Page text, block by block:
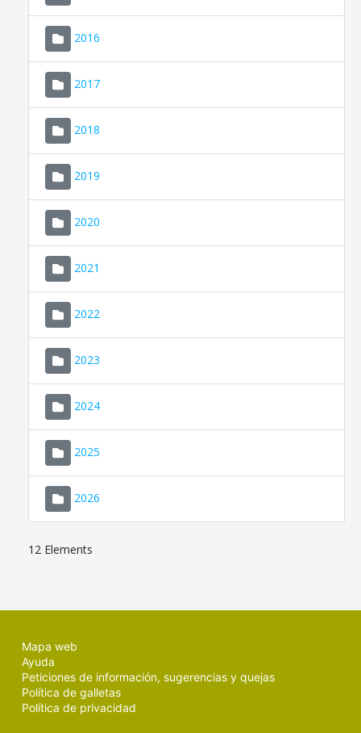
2016
2017
2018
2019
2020
2021
2022
2023
2024
2025
2026
12 Elements
Mapa web
Ayuda
Peticiones de información, sugerencias y quejas
Política de galletas
Política de privacidad